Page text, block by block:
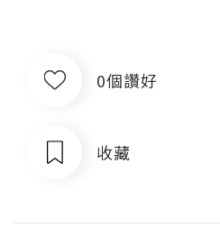
0個讚好
收藏